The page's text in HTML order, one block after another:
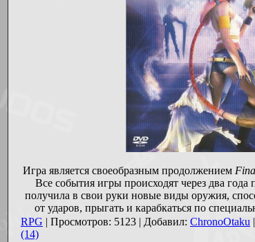
Игра является своеобразным продолжением
Все события игры происходят через два
получила в свои руки новые виды оружия,
от ударов, прыгать и карабкаться по
RPG | Просмотров: 5123 | Добавил: ChronoOtaku
(14)